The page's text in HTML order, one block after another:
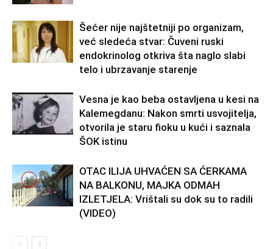
Šećer nije najštetniji po organizam,
već sledeća stvar: Čuveni ruski
endokrinolog otkriva šta naglo slabi
telo i ubrzavanje starenje
Vesna je kao beba ostavljena u kesi na
Kalemegdanu: Nakon smrti usvojitelja,
otvorila je staru fioku u kući i saznala
ŠOK istinu
OTAC ILIJA UHVAĆEN SA ĆERKAMA
NA BALKONU, MAJKA ODMAH
IZLETJELA: Vrištali su dok su to radili
(VIDEO)